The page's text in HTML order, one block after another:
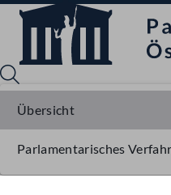
Übersicht
Parlamentarisches